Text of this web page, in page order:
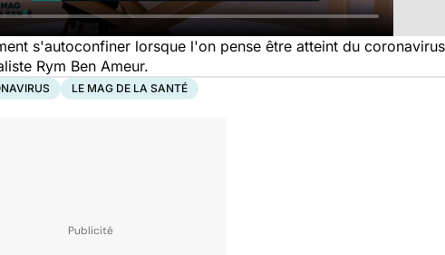
s'autoconfiner lorsque l'on pense être atteint du
Rym Ben Ameur.
LE MAG DE LA SANTÉ